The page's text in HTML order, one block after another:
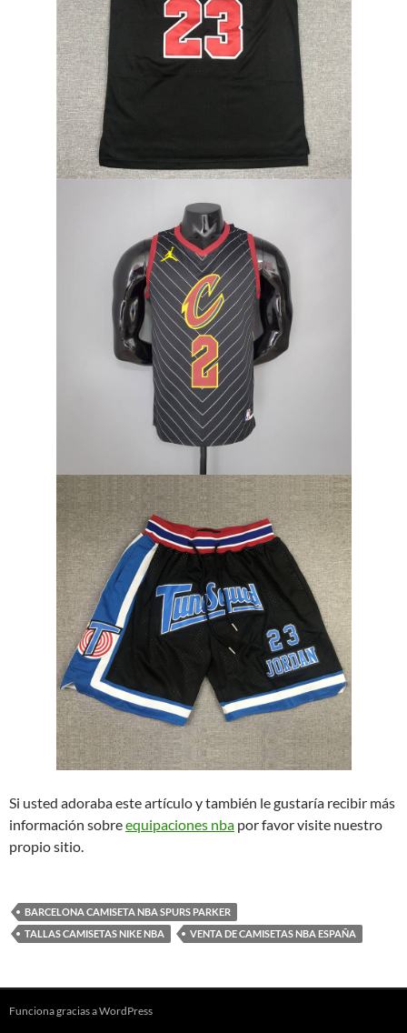
Si usted adoraba este artículo y también le gustaría recibir más
información sobreequipaciones nba por favor visite nuestro
propio sitio.
BARCELONA CAMISETA NBA SPURS PARKER
TALLAS CAMISETAS NIKE NBA
VENTA DE CAMISETAS NBA ESPAÑA
Funciona gracias a WordPress